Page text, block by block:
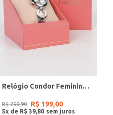
Relógio Condor Feminino PRATA
R$ 299,90 R$ 199,00
5x de R$ 39 80